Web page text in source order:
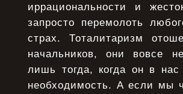
иррациональности и
запросто перемолоть
страх. Тоталитаризм
начальников, они вовсе
лишь тогда, когда он в
необходимость. А если мы